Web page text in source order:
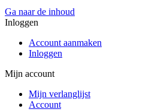
Ga naar de inhoud
Inloggen
Account aanmaken
Inloggen
Mijn account
Mijn verlanglijst
Account